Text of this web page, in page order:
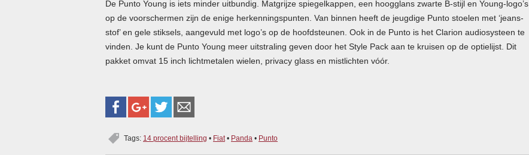
De Punto Young is iets minder uitbundig. Matgrijze spiegelkappen, een hoogglans zwarte B-stijl en Young-logo’s
op de voorschermen zijn de enige herkenningspunten. Van binnen heeft de jeugdige Punto stoelen met ‘jeans-
stof’ en gele stiksels, aangevuld met logo’s op de hoofdsteunen. Ook in de Punto is het Clarion audiosysteen te
vinden. Je kunt de Punto Young meer uitstraling geven door het Style Pack aan te kruisen op de optielijst. Dit
pakket omvat 15 inch lichtmetalen wielen, privacy glass en mistlichten vóór.
Tags: 14 procent bijtelling • Fiat • Panda • Punto